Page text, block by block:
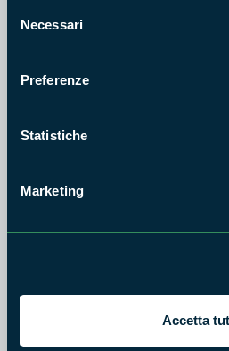
delNecessari
Preferenze
Statistiche
Marketing
Accetta
osservazione della natura
dalle 10:30 alle 13:00
“Zone Umide: Biodiversità da
Notte”, con il contributo dell’Ente